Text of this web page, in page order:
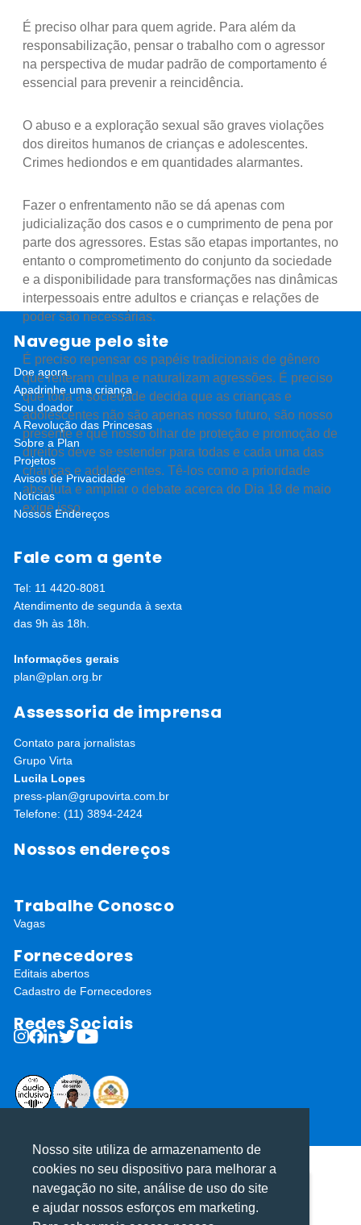
Utilizamos cookies para oferecer melhor
experiência, melhorar o desempenho, analisar
Utilizamos cookies para oferecer melhor
experiência, melhorar o desempenho, analisar
É preciso olhar para quem agride. Para além da
responsabilização, pensar o trabalho com o agressor
na perspectiva de mudar padrão de comportamento é
essencial para prevenir a reincidência.
O abuso e a exploração sexual são graves violações
dos direitos humanos de crianças e adolescentes.
Crimes hediondos e em quantidades alarmantes.
Fazer o enfrentamento não se dá apenas com
judicialização dos casos e o cumprimento de pena por
parte dos agressores. Estas são etapas importantes, no
entanto o comprometimento do conjunto da sociedade
e a disponibilidade para transformações nas dinâmicas
interpessoais entre adultos e crianças e relações de
poder são necessárias.
É preciso repensar os papéis tradicionais de gênero
que reiteram culpa e naturalizam agressões. É preciso
que toda a sociedade decida que as crianças e
adolescentes não são apenas nosso futuro, são nosso
presente e que nosso olhar de proteção e promoção de
direitos deve se estender para todas e cada uma das
crianças e adolescentes. Tê-los como a prioridade
absoluta e ampliar o debate acerca do Dia 18 de maio
exige isso.
Navegue pelo site
Doe agora
Apadrinhe uma criança
Sou doador
A Revolução das Princesas
Sobre a Plan
Projetos
Avisos de Privacidade
Notícias
Nossos Endereços
Fale com a gente
Tel: 11 4420-8081
Atendimento de segunda à sexta
das 9h às 18h.
Informações gerais
plan@plan.org.br
Assessoria de imprensa
Contato para jornalistas
Grupo Virta
Lucila Lopes
press-plan@grupovirta.com.br
Telefone: (11) 3894-2424
Nossos endereços
Trabalhe Conosco
Vagas
Fornecedores
Editais abertos
Cadastro de Fornecedores
Redes Sociais
Nosso site utiliza de armazenamento de
cookies no seu dispositivo para melhorar a
navegação no site, análise de uso do site
e ajudar nossos esforços em marketing.